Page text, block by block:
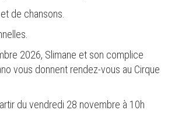
de chansons.
2026, Slimane et son complice
vous donnent rendez-vous au Cirque
du vendredi 28 novembre à 10h